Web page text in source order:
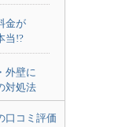
金が
当!?
外壁に
対処法
口コミ評価